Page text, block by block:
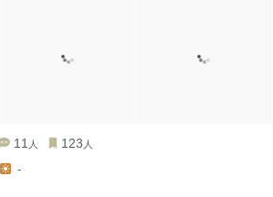
11 人 123 人
-